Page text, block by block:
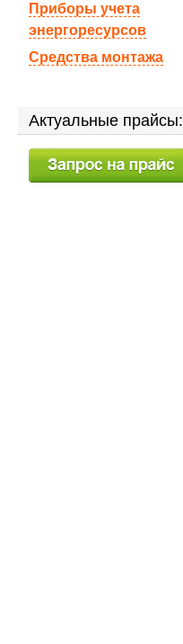
Приборы учета
энергоресурсов
Средства монтажа
Актуальные прайсы: